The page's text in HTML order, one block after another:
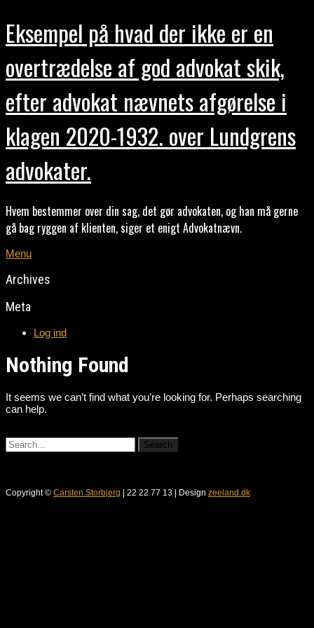
Eksempel på hvad der ikke er en
overtrædelse af god advokat skik,
efter advokat nævnets afgørelse i
klagen 2020-1932. over Lundgrens
advokater.
Hvem bestemmer over din sag, det gør advokaten, og han må gerne
gå bag ryggen af klienten, siger et enigt Advokatnævn.
Menu
Archives
Meta
Log ind
Nothing Found
It seems we can’t find what you’re looking for. Perhaps searching
can help.
Copyright © Carsten Storbjerg | 22 22 77 13 | Design zeeland.dk